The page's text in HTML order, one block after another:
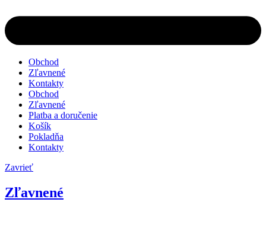
Obchod
Zľavnené
Kontakty
Obchod
Zľavnené
Platba a doručenie
Košík
Pokladňa
Kontakty
Zavrieť
Zľavnené